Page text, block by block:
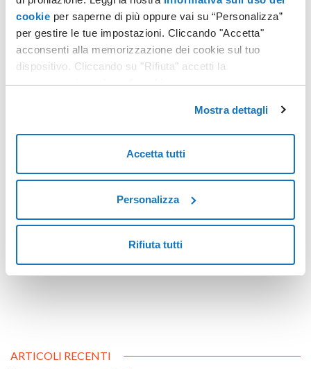
cookie per saperne di più oppure vai su “Personalizza”
per gestire le tue impostazioni. Cliccando "Accetta"
acconsenti alla memorizzazione dei cookie sul tuo
dispositivo. Cliccando su "Rifiuta" accetti la
memorizzazione dei soli cookie necessari.
Mostra dettagli
Accetta tutti
Personalizza
Rifiuta tutti
FATTURAZIONE ELETTRONICA
2021/2251 pubblicata nella Gazzetta Ufficiale UE del 17
saranno più esonerati dall'obbligo di fatturazione elettronica
tra “privati”: anch'essi a breve saranno tenuti a emettere
Leggi tutto
ARTICOLI RECENTI